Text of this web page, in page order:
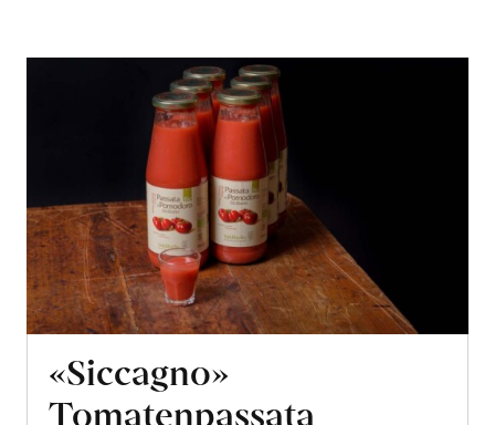
«Siccagno»
Tomatenpassata